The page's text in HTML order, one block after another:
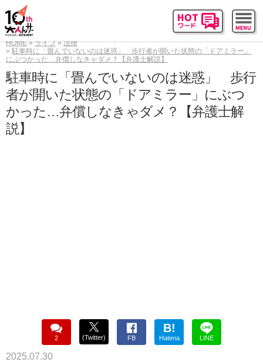
HOME ライフ
法律
駐車時に「畳んでいないのは迷惑」 歩行者が開いた状態の「ドアミラー」
にぶつかった…弁償しなきゃダメ？【弁護士解説】
駐車時に「畳んでいないのは迷惑」 歩行
者が開いた状態の「ドアミラー」にぶつ
かった…弁償しなきゃダメ？【弁護士解
説】
2 (Twitter) FB
B!
Hatena LINE
2025.07.30